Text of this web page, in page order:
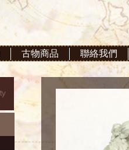
古物商品 聯絡我們